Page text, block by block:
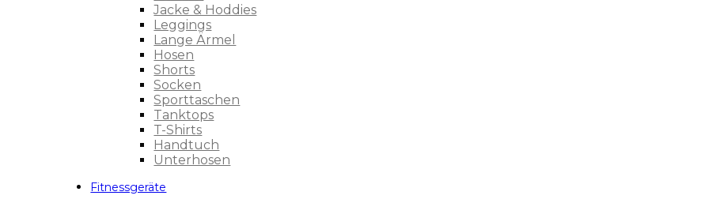
Jacke & Hoddies
Leggings
Lange Ärmel
Hosen
Shorts
Socken
Sporttaschen
Tanktops
T-Shirts
Handtuch
Unterhosen
Fitnessgeräte